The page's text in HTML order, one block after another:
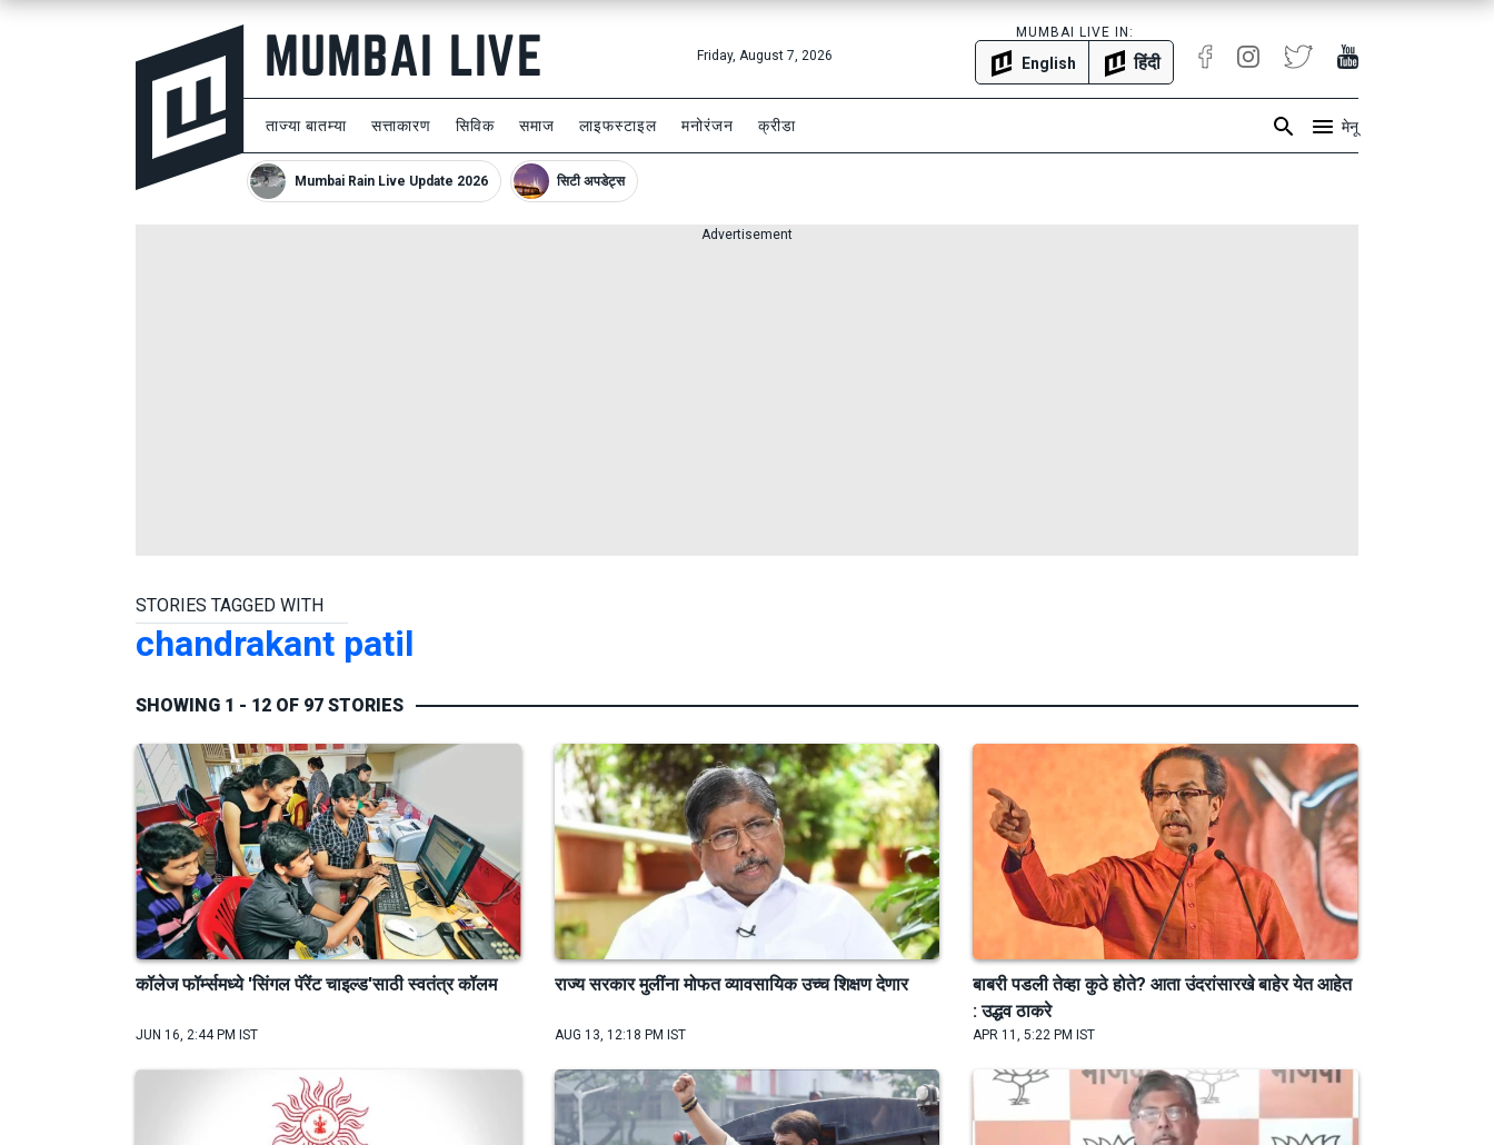
Friday, August 7, 2026
MUMBAI LIVE IN:
English हिंदी
ताज्या बातम्या सत्ताकारण सिविक समाज लाइफस्टाइल मनोरंजन क्रीडा मेनू
Mumbai Rain Live Update 2026 सिटी अपडेट्स
Advertisement
STORIES TAGGED WITH
chandrakant patil
SHOWING 1 - 12 OF 97 STORIES
कॉलेज फॉर्म्समध्ये 'सिंगल पॅरेंट चाइल्ड'साठी स्वतंत्र कॉलम
JUN 16, 2:44 PM IST
राज्य सरकार मुलींना मोफत व्यावसायिक उच्च शिक्षण देणार
AUG 13, 12:18 PM IST
बाबरी पडली तेव्हा कुठे होते? आता उंदरांसारखे बाहेर येत आहेत
: उद्धव ठाकरे
APR 11, 5:22 PM IST